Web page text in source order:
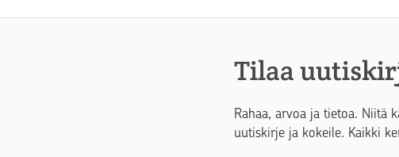
Tilaa
Rahaa, arvoa ja tietoa. Niitä
uutiskirje ja kokeile. Kaikki